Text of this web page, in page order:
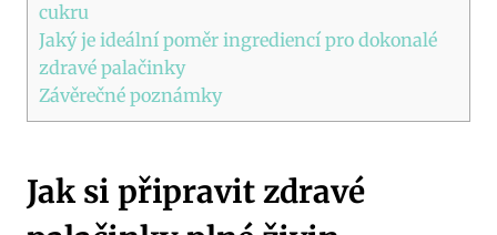
cukru
Jaký je ideální poměr ingrediencí pro dokonalé
zdravé palačinky
Závěrečné poznámky
Jak si připravit zdravé